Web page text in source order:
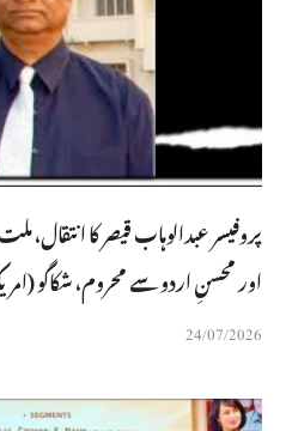
پروفیسر عبدالوہاب قیصر کا انتقال،
اور محسنِ اردو سے محروم، شکاگو
24/07/2026